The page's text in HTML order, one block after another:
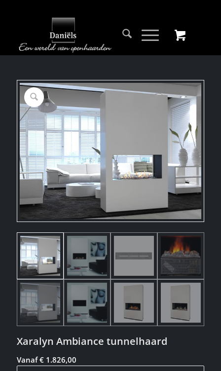
Xaralyn Ambiance tunnelhaard
Vanaf€ 1.826,00